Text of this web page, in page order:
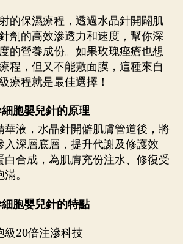
的保濕療程，透過水晶針開闢肌
劑的高效滲透力和速度，幫你深
的營養成份。如果玫瑰痤瘡也想
程，但又不能敷面膜，這種來自
療程就是最佳選擇！
胞嬰兒針的原理
華液，水晶針開僻肌膚管道後，將
入深層底層，提升代謝及修護效
白合成，為肌膚充份注水、修復受
。
胞嬰兒針的特點
級20倍注滲科技